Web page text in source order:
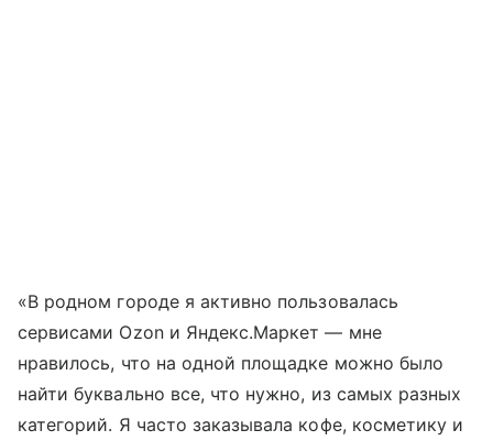
«В родном городе я активно пользовалась
сервисами Ozon и Яндекс.Маркет — мне
нравилось, что на одной площадке можно было
найти буквально все, что нужно, из самых разных
категорий. Я часто заказывала кофе, косметику и